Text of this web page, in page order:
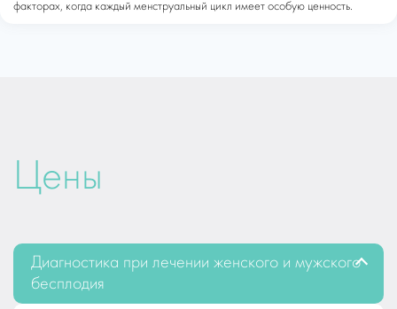
факторах, когда каждый менструальный цикл имеет особую ценность.
Цены
Диагностика при лечении женского и мужского
бесплодия